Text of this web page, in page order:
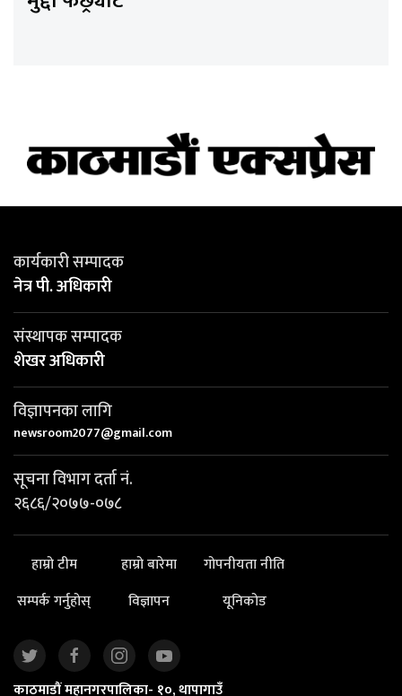
कार्यकारी सम्पादक
नेत्र पी. अधिकारी
संस्थापक सम्पादक
शेखर अधिकारी
विज्ञापनका लागि
newsroom2077@gmail.com
सूचना विभाग दर्ता नं.
२६८६/२०७७-०७८
हाम्रो टीम हाम्रो बारेमा
गोपनीयता नीति
सम्पर्क गर्नुहोस्
विज्ञापन यूनिकोड
काठमाडौं महानगरपालिका- १०, थापागाउँ